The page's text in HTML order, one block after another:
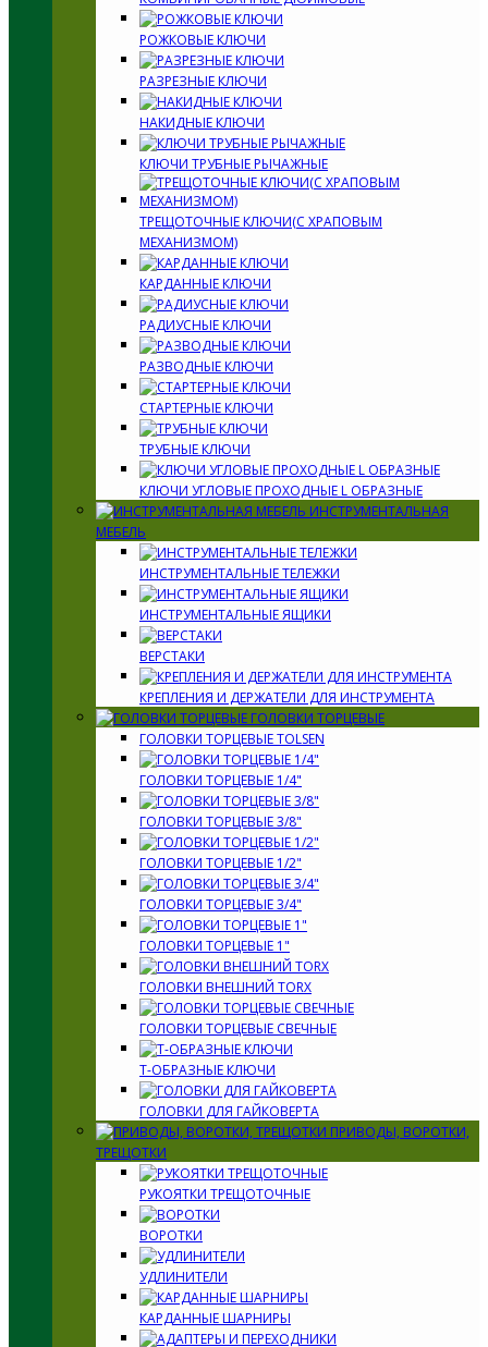
РОЖКОВЫЕ КЛЮЧИ
РАЗРЕЗНЫЕ КЛЮЧИ
НАКИДНЫЕ КЛЮЧИ
КЛЮЧИ ТРУБНЫЕ РЫЧАЖНЫЕ
ТРЕЩОТОЧНЫЕ КЛЮЧИ(С ХРАПОВЫМ
МЕХАНИЗМОМ)
КАРДАННЫЕ КЛЮЧИ
РАДИУСНЫЕ КЛЮЧИ
РАЗВОДНЫЕ КЛЮЧИ
СТАРТЕРНЫЕ КЛЮЧИ
ТРУБНЫЕ КЛЮЧИ
КЛЮЧИ УГЛОВЫЕ ПРОХОДНЫЕ L ОБРАЗНЫЕ
ИНСТРУМЕНТАЛЬНАЯ
МЕБЕЛЬ
ИНСТРУМЕНТАЛЬНЫЕ ТЕЛЕЖКИ
ИНСТРУМЕНТАЛЬНЫЕ ЯЩИКИ
ВЕРСТАКИ
КРЕПЛЕНИЯ И ДЕРЖАТЕЛИ ДЛЯ ИНСТРУМЕНТА
ГОЛОВКИ ТОРЦЕВЫЕ
ГОЛОВКИ ТОРЦЕВЫЕ TOLSEN
ГОЛОВКИ ТОРЦЕВЫЕ 1/4"
ГОЛОВКИ ТОРЦЕВЫЕ 3/8"
ГОЛОВКИ ТОРЦЕВЫЕ 1/2"
ГОЛОВКИ ТОРЦЕВЫЕ 3/4"
ГОЛОВКИ ТОРЦЕВЫЕ 1"
ГОЛОВКИ ВНЕШНИЙ TORX
ГОЛОВКИ ТОРЦЕВЫЕ СВЕЧНЫЕ
Т-ОБРАЗНЫЕ КЛЮЧИ
ГОЛОВКИ ДЛЯ ГАЙКОВЕРТА
ПРИВОДЫ, ВОРОТКИ,
ТРЕЩОТКИ
РУКОЯТКИ ТРЕЩОТОЧНЫЕ
ВОРОТКИ
УДЛИНИТЕЛИ
КАРДАННЫЕ ШАРНИРЫ